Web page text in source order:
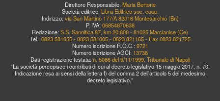
Direttore Responsabile: Maria Bertone
Società editrice: Libra Editrice soc. coop.
Indirizzo: via San Martino 177/A 82016 Montesarchio (Bn)
P. IVA: 06854870638
Redazione: S.S. Sannitica 87, km 20,600 - 81025 Marcianise (Ce)
Tel.: 0823.581055 - 0823.581005 - 0823.821165 - Fax 0823.821725
Numero iscrizione R.O.C.: 9721
Numero iscrizione AGCI: 13738
Dati registrazione testata: n. 5086 del 9/11/1999, Tribunale di Napoli
“La società percepisce i contributi di cui al decreto legislativo 15 maggio 2017, n. 70.
Indicazione resa ai sensi della lettera f) del comma 2 dell’articolo 5 del medesimo
decreto legislativo.”